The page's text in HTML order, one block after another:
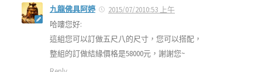
九龍佛具阿婷
2015/07/2010:53 上午
哈嘍您好:
這組您可以訂做五尺八的尺寸，您可以搭配，
整組的訂做結緣價格是58000元，謝謝您~